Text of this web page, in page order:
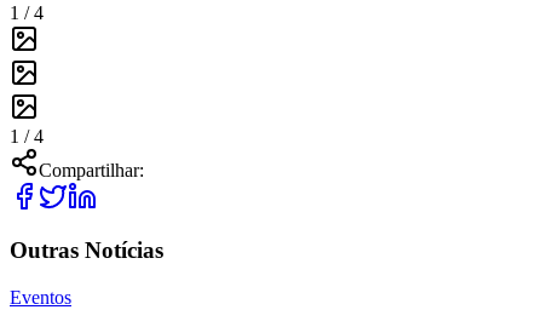
1 /4
1 /4
Compartilhar:
Outras Notícias
Eventos